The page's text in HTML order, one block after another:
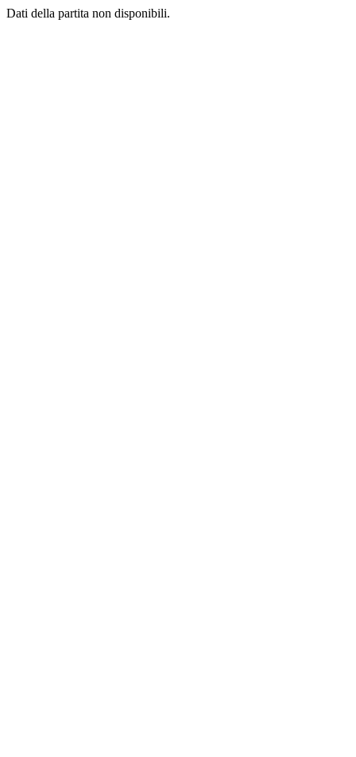
Dati della partita non disponibili.